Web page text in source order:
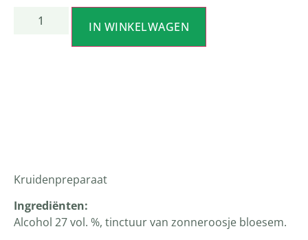
IN WINKELWAGEN
Kruidenpreparaat
Ingrediënten:
Alcohol 27 vol. %, tinctuur van zonneroosje bloesem.